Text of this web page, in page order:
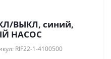
ВЫКЛ, синий,
НАСОС
RIF22-1-4100500